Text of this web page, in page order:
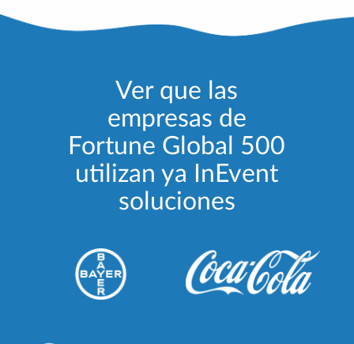
Ver que las
empresas de
Fortune Global 500
utilizan ya InEvent
soluciones